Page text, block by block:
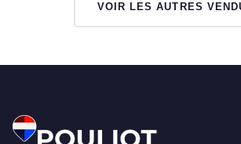
VOIR LES AUTRES